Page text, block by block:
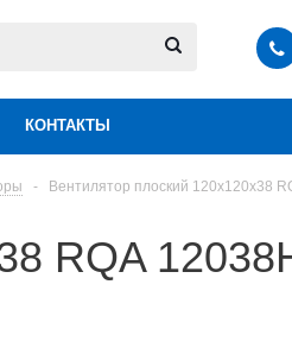
КОНТАКТЫ
-
Вентилятор плоский 120х120х38
RQA